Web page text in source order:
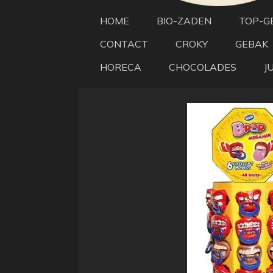
HOME BIO-ZADEN TOP-
CONTACT
CROKY GEBAK
HORECA
CHOCOLADES